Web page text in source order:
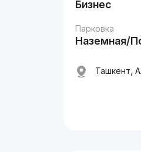
Бизнес
Парковка
Ташкент,